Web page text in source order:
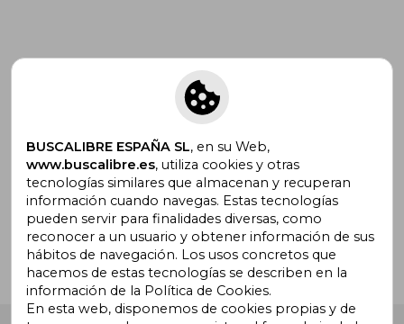
Suscríbete para recibir ofertas y
promociones
¿Necesitas ayuda?
Ir a Centro de Soporte
BUSCALIBRE ESPAÑA SL, en su Web,
www.buscalibre.es, utiliza cookies y otras
tecnologías similares que almacenan y recuperan
información cuando navegas. Estas tecnologías
pueden servir para finalidades diversas, como
reconocer a un usuario y obtener información de sus
hábitos de navegación. Los usos concretos que
hacemos de estas tecnologías se describen en la
información de la Política de Cookies.
En esta web, disponemos de cookies propias y de